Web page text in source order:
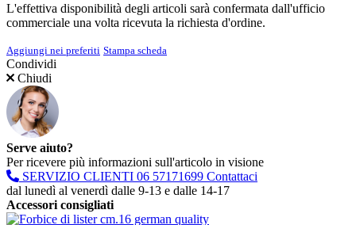
L'effettiva disponibilità degli articoli sarà confermata dall'ufficio
commerciale una volta ricevuta la richiesta d'ordine.
Aggiungi nei preferiti Stampa scheda
Condividi
Chiudi
Serve aiuto?
Per ricevere più informazioni sull'articolo in visione
SERVIZIO CLIENTI 06 57171699 Contattaci
dal lunedì al venerdì dalle 9-13 e dalle 14-17
Accessori consigliati